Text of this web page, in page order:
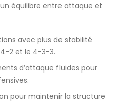
équilibre entre attaque et
avec plus de stabilité
2 et le 4-3-3.
d’attaque fluides pour
pour maintenir la structure